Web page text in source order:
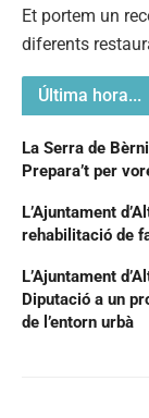
Et portem un
diferents
Última hora...
La Serra de
Prepara’t per
L’Ajuntament
rehabilitació de
L’Ajuntament
Diputació a un
de l’entorn urbà